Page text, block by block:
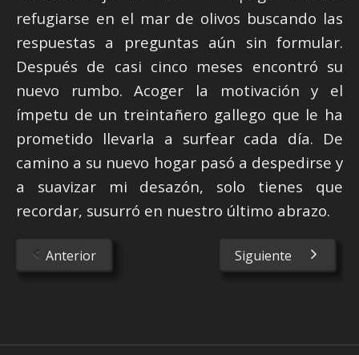
refugiarse en el mar de olivos buscando las
respuestas a preguntas aún sin formular.
Después de casi cinco meses encontró su
nuevo rumbo. Acoger la motivación y el
ímpetu de un treintañero gallego que le ha
prometido llevarla a surfear cada día. De
camino a su nuevo hogar pasó a despedirse y
a suavizar mi desazón, solo tienes que
recordar, susurró en nuestro último abrazo.
Anterior Siguiente